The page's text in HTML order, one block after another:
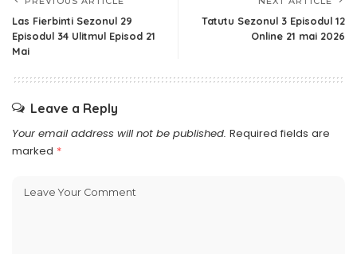
Las Fierbinti Sezonul 29
Episodul 34 Ulitmul Episod 21
Mai
Tatutu Sezonul 3 Episodul 12
Online 21 mai 2026
Leave a Reply
Your email address will not be published. Required fields are
marked *